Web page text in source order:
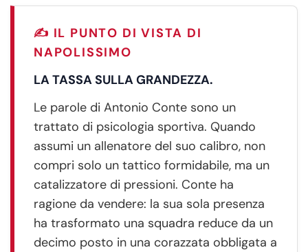
✍️ IL PUNTO DI VISTA DI
NAPOLISSIMO
LA TASSA SULLA GRANDEZZA.
Le parole di Antonio Conte sono un
trattato di psicologia sportiva. Quando
assumi un allenatore del suo calibro, non
compri solo un tattico formidabile, ma un
catalizzatore di pressioni. Conte ha
ragione da vendere: la sua sola presenza
ha trasformato una squadra reduce da un
decimo posto in una corazzata obbligata a